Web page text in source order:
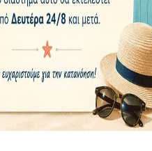
106, ΝΊΚΑΙΑ 184 50
ΕΠΙΚΟΙΝΩΝΙΑΣ